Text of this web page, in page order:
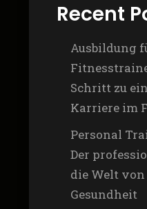
Recent
Ausbildung
Schritt zu
Karriere im
Personal
Der
die Welt
Gesundheit